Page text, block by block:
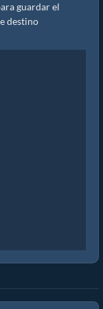
guardar el
destino